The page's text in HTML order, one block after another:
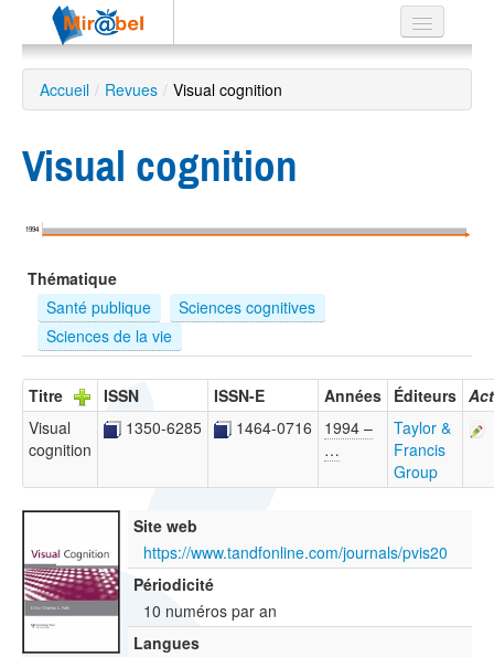
Le réseau
Soutien
Recherche
avancée
EN
ES
?
Accueil / Revues / Visual cognition
Visual cognition
1994
Thématique
Santé publique
Sciences cognitives
Sciences de la vie
Titre ISSN ISSN-E Années Éditeurs
Visual
cognition
1350-6285 1464-0716
1994 –
…
Taylor &
Francis
Group
Site web
https://www.tandfonline.com/journals/pvis20
Périodicité
10 numéros par an
Langues